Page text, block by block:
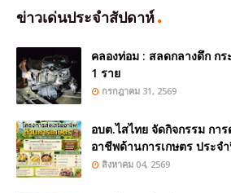
ข่าวเด่นประจำสัปดาห์
คลองท่อม : สลดกลางดึก ก
1 ราย
กรกฎาคม 31, 2569
อบต.ไสไทย จัดกิจกรรม กา
อาชีพด้านการเกษตร ประจ
สิงหาคม 04, 2569